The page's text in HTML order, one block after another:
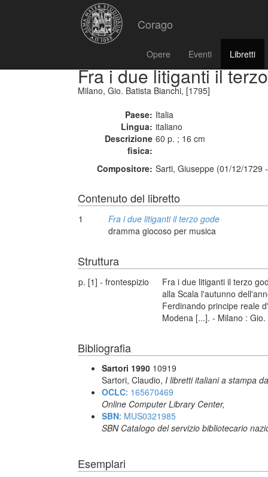
Corago
Opere Eventi Libretti
Fra i due litiganti il
Milano, Gio. Batista Bianchi, [1795]
Paese: Italia
Lingua: italiano
Descrizione
fisica:
60 p. ; 16 cm
Compositore: Sarti, Giuseppe (01/12/1729
Contenuto del libretto
1
Fra i due litiganti il terzo gode
dramma giocoso per musica
Struttura
p. [1] - frontespizio
Fra i due litiganti il terzo
alla Scala l'autunno
Ferdinando principe reale
Modena [...]. - Milano :
Bibliografia
Sartori 1990 10919
Sartori, Claudio, I libretti italiani a stampa
OCLC: 165670469
Online Computer Library Center,
SBN: MUS0321985
SBN Catalogo del servizio bibliotecario
Esemplari